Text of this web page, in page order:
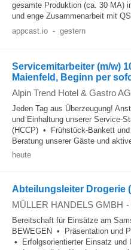
gesamte Produktion (ca. 30 MA)
und enge Zusammenarbeit mit
appcast.io - gestern
Servicemitarbeiter (m/w)
Maienfeld, Beginn per
Alpin Trend Hotel & Gastro AG
Jeden Tag aus Überzeugung!
und Einhaltung unserer Service-
(HCCP) • Frühstück-Bankett
Beratung unserer Gäste und
heute
Abteilungsleiter Drogerie
MÜLLER HANDELS GMBH -
Bereitschaft für Einsätze am
BEWEGEN • Präsentation und
• Erfolgsorientierter Einsatz und